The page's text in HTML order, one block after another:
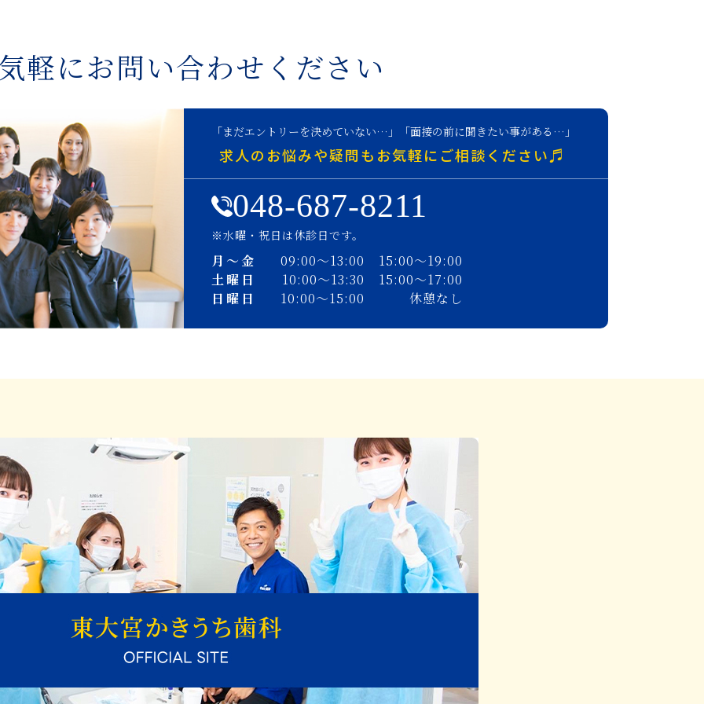
軽にお問い合わせください
「まだエントリーを決めていない…」「面接の前に聞きたい事がある…」
求人のお悩みや疑問もお気軽にご相談ください♬
048-687-8211
※水曜・祝日は休診日です。
月〜金 09:00〜13:00
15:00〜19:00
土曜日
10:00〜13:30
15:00〜17:00
日曜日
10:00〜15:00 休憩なし